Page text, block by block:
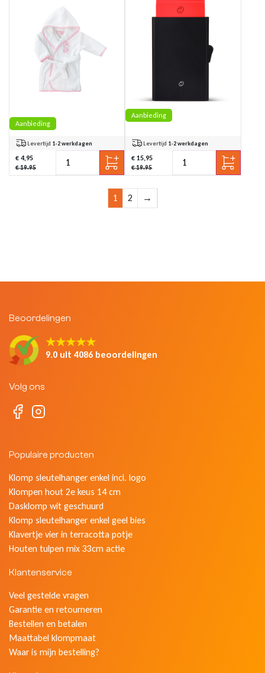
Aanbieding
Levertijd 1-2 werkdagen
€ 4,95
€ 19.95
Aanbieding
Levertijd 1-2 werkdagen
€ 15,95
€ 19.95
1 2 →
Beoordelingen
★★★★★
9.0 uit 4086 beoordelingen
Volg ons
Populaire producten
Klomp sleutelhanger enkel incl. logo
Klompen hout 2e keus 14 cm
Dasklomp wit geschuurd
Klomp sleutelhanger enkel geel bies
Klavertje vier in terracotta potje
Houten tulpen mix 33cm actie
Klantenservice
Veel gestelde vragen
Garantie en retourneren
Bestellen en betalen
Maattabel klompmaat
Waar is mijn bestelling?